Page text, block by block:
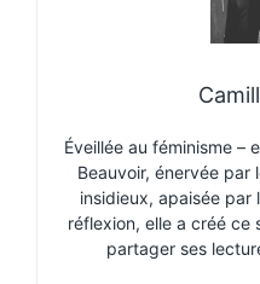
Éveillée au féminisme –
Beauvoir, énervée par
insidieux, apaisée par
réflexion, elle a créé ce
partager ses